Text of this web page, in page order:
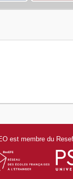
est membre du